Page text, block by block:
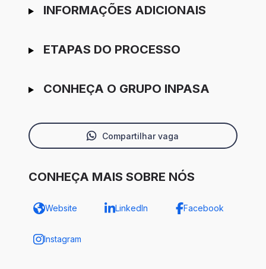
INFORMAÇÕES ADICIONAIS
ETAPAS DO PROCESSO
CONHEÇA O GRUPO INPASA
Compartilhar vaga
CONHEÇA MAIS SOBRE NÓS
Website LinkedIn Facebook
Instagram